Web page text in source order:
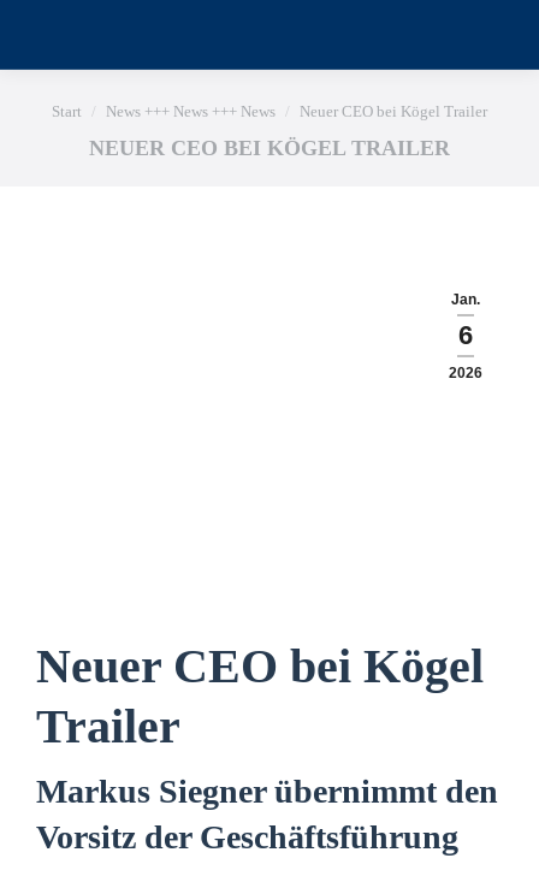
Sie befinden sich hier:
Start News +++ News +++ News Neuer CEO bei Kögel Trailer
NEUER CEO BEI KÖGEL TRAILER
Jan.
6
2026
Neuer CEO bei Kögel
Trailer
Markus Siegner übernimmt den
Vorsitz der Geschäftsführung